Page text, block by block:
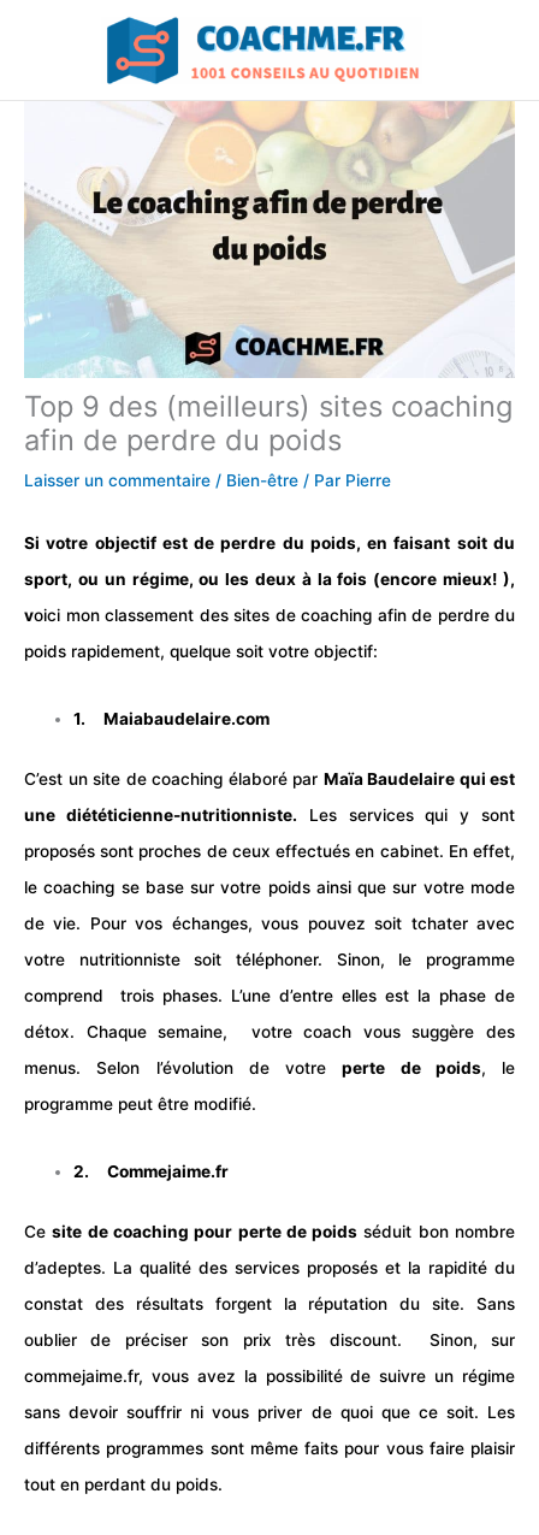
Top 9 des (meilleurs) sites coaching
afin de perdre du poids
Laisser un commentaire / Bien-être / Par Pierre
Si votre objectif est de perdre du poids, en faisant soit du
sport, ou un régime, ou les deux à la fois (encore mieux! ),
voici mon classement des sites de coaching afin de perdre du
poids rapidement, quelque soit votre objectif:
1.Maiabaudelaire.com
C’est un site de coaching élaboré par Maïa Baudelaire qui est
une diététicienne-nutritionniste. Les services qui y sont
proposés sont proches de ceux effectués en cabinet. En effet,
lecoaching se base sur votre poids ainsi que sur votre mode
de vie. Pour vos échanges, vous pouvez soit tchater avec
votre nutritionniste soit téléphoner. Sinon, le programme
comprend trois phases. L’une d’entre elles est la phase de
détox. Chaque semaine, votre coach vous suggère des
menus. Selon l’évolution de votreperte de poids, le
programme peut être modifié.
2.Commejaime.fr
Cesite de coaching pour perte de poids séduit bon nombre
d’adeptes. La qualité des services proposés et la rapidité du
constat des résultats forgent la réputation du site. Sans
oublier de préciser son prix très discount. Sinon, sur
commejaime.fr, vous avez la possibilité de suivre un régime
sans devoir souffrir ni vous priver de quoi que ce soit. Les
différents programmes sont même faits pour vous faire plaisir
tout en perdant du poids.